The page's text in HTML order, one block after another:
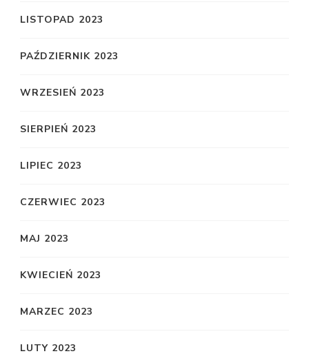
LISTOPAD 2023
PAŹDZIERNIK 2023
WRZESIEŃ 2023
SIERPIEŃ 2023
LIPIEC 2023
CZERWIEC 2023
MAJ 2023
KWIECIEŃ 2023
MARZEC 2023
LUTY 2023